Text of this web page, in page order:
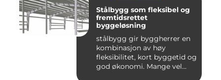
Stålbygg som fleksibel og
fremtidsrettet
byggeløsning
stålbygg gir byggherrer en
kombinasjon av høy
fleksibilitet, kort byggetid og
god økonomi. Mange vel...